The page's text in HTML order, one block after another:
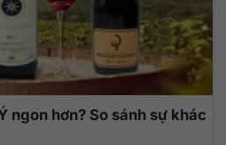
ngon hơn? So sánh sự khác